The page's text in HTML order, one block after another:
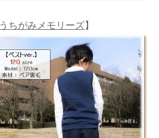
うちがみメモリーズ】